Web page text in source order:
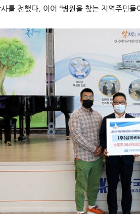
를 전했다. 이어 “병원을 찾는 지역주민